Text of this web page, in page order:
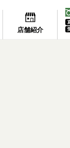
店舗紹介